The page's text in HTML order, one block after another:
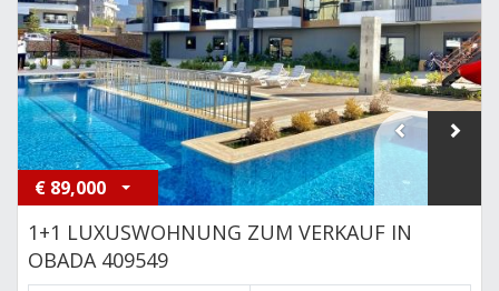
€ 89,000
1+1 LUXUSWOHNUNG ZUM VERKAUF IN
OBADA 409549 ​